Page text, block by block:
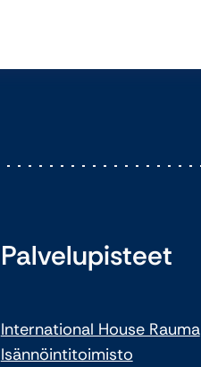
Palvelupisteet
International House Rauma
Isännöintitoimisto